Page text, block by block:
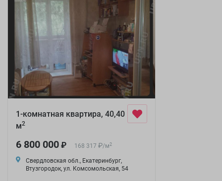
1-комнатная квартира, 40,40
м2
6 800 000 ₽ 168 317 ₽/м2
Свердловская обл., Екатеринбург,
Втузгородок, ул. Комсомольская, 54